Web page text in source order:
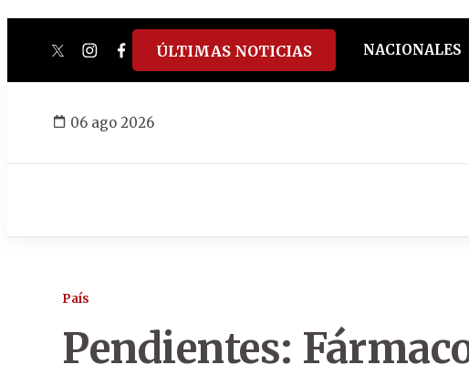
twitterinstagram
facebook
tiktokyoutube
spotify
ÚLTIMAS NOTICIAS NACIONALES
06 ago 2026
País
Pendientes: